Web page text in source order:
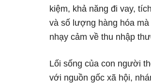
kiệm, khả năng đi vay,
và số lượng hàng hóa
nhạy cảm về thu nhập
Lối sống của con người
với nguồn gốc xã hội,